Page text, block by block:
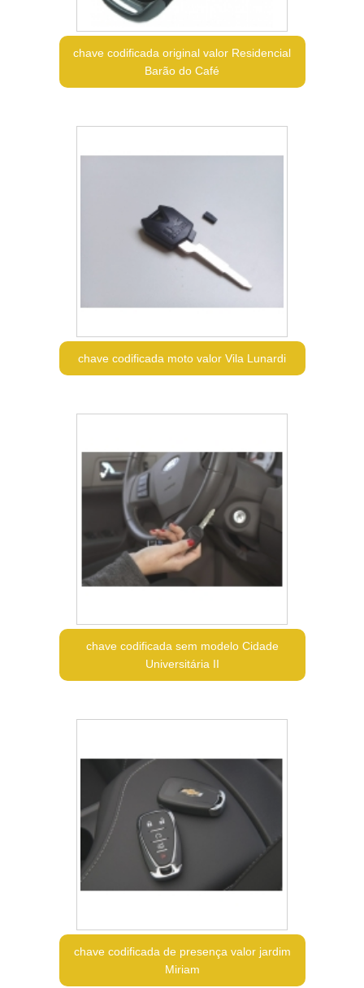
chave codificada original valor Residencial
Barão do Café
chave codificada moto valor Vila Lunardi
chave codificada sem modelo Cidade
Universitária II
chave codificada de presença valor jardim
Miriam